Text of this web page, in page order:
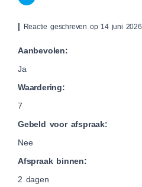
| Reactie geschreven op 14 juni 2026
Aanbevolen:
Ja
Waardering:
7
Gebeld voor afspraak:
Nee
Afspraak binnen:
2 dagen